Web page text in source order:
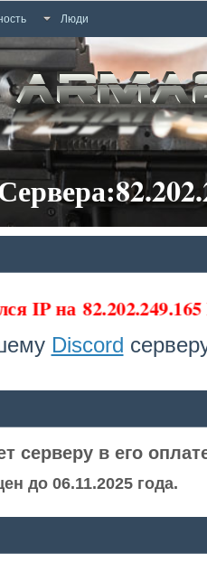
Люди
IP на 82.202.249.165
Discord
серверу в его
до 06.11.2025 года.